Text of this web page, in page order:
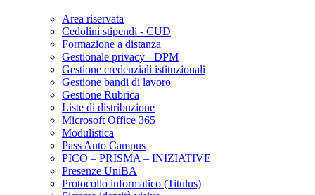
Area riservata
Cedolini stipendi - CUD
Formazione a distanza
Gestionale privacy - DPM
Gestione credenziali istituzionali
Gestione bandi di lavoro
Gestione Rubrica
Liste di distribuzione
Microsoft Office 365
Modulistica
Pass Auto Campus
PICO – PRISMA – INIZIATIVE
Presenze UniBA
Protocollo informatico (Titulus)